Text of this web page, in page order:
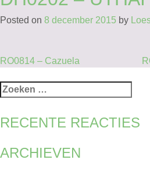
Posted on 8 december 2015 by
BERICHT
NAVIGATIE
RO0814 – Cazuela
Zoeken
naar:
RECENTE REACTIES
ARCHIEVEN